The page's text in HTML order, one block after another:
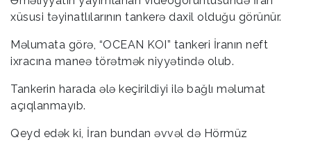
xüsusi təyinatlılarının tankerə daxil olduğu görünür.
Məlumata görə, “OCEAN KOI” tankeri İranın neft
ixracına maneə törətmək niyyətində olub.
Tankerin harada ələ keçirildiyi ilə bağlı məlumat
açıqlanmayıb.
Qeyd edək ki, İran bundan əvvəl də Hörmüz